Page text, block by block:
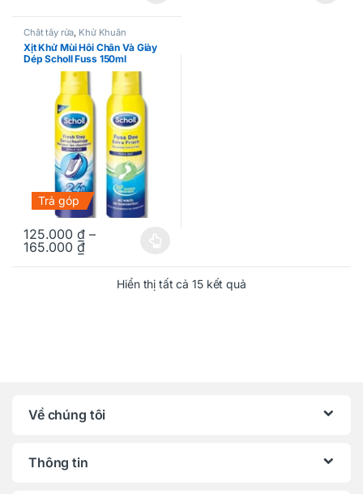
Chất tẩy rửa, Khử Khuẩn
Xịt Khử Mùi Hôi Chân Và Giày
Dép Scholl Fuss 150ml
Trả góp
125.000 ₫–
165.000 ₫
Sản phẩm này có nhiều biến thể. Các tùy chọn có thể được
Hiển thị tất cả 15 kết quả
Về chúng tôi
Thông tin